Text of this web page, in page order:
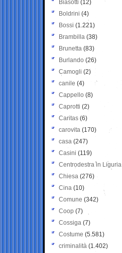
Biasotti (12)
Boldrini (4)
Bossi (1.221)
Brambilla (38)
Brunetta (83)
Burlando (26)
Camogli (2)
canile (4)
Cappello (8)
Caprotti (2)
Caritas (6)
carovita (170)
casa (247)
Casini (119)
Centrodestra in Liguria
Chiesa (276)
Cina (10)
Comune (342)
Coop (7)
Cossiga (7)
Costume (5.581)
criminalità (1.402)